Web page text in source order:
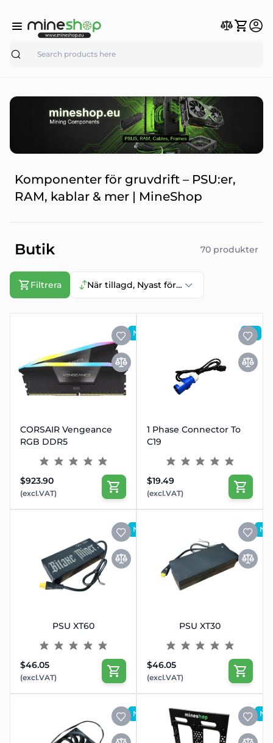
Search
Komponenter för gruvdrift – PSU:er,
RAM, kablar & mer | MineShop
Butik 70 produkter
Filtrera När tillagd, Nyast först
NY
CORSAIR Vengeance
RGB DDR5
$923.90
(excl.VAT)
NY
1 Phase Connector To
C19
$19.49
(excl.VAT)
NY
PSU XT60
$46.05
(excl.VAT)
NY
PSU XT30
$46.05
(excl.VAT)
NY NY